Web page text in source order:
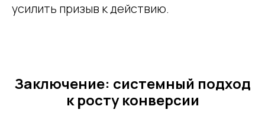
усилить призыв к действию.
Заключение: системный подход
к росту конверсии